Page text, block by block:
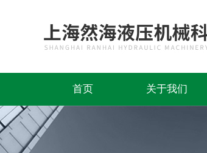
首页 关于我们